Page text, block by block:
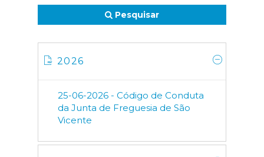
Pesquisar
2026
25-06-2026 - Código de Conduta
da Junta de Freguesia de São
Vicente